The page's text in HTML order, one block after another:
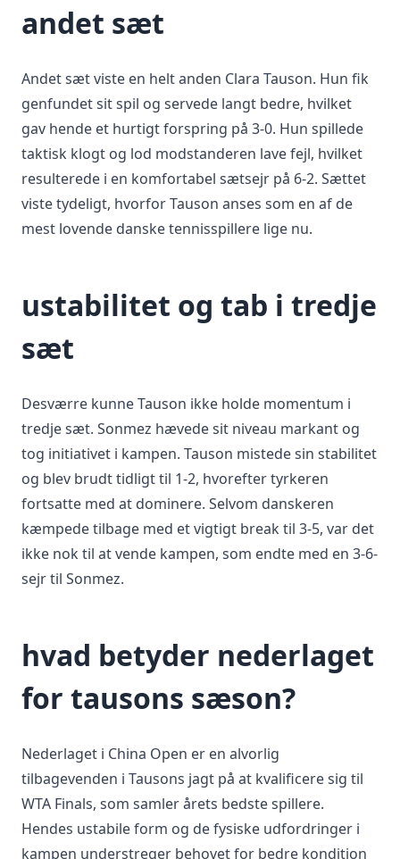
andet sæt
Andet sæt viste en helt anden Clara Tauson. Hun fik
genfundet sit spil og servede langt bedre, hvilket
gav hende et hurtigt forspring på 3-0. Hun spillede
taktisk klogt og lod modstanderen lave fejl, hvilket
resulterede i en komfortabel sætsejr på 6-2. Sættet
viste tydeligt, hvorfor Tauson anses som en af de
mest lovende danske tennisspillere lige nu.
ustabilitet og tab i tredje
sæt
Desværre kunne Tauson ikke holde momentum i
tredje sæt. Sonmez hævede sit niveau markant og
tog initiativet i kampen. Tauson mistede sin stabilitet
og blev brudt tidligt til 1-2, hvorefter tyrkeren
fortsatte med at dominere. Selvom danskeren
kæmpede tilbage med et vigtigt break til 3-5, var det
ikke nok til at vende kampen, som endte med en 3-6-
sejr til Sonmez.
hvad betyder nederlaget
for tausons sæson?
Nederlaget i China Open er en alvorlig
tilbagevenden i Tausons jagt på at kvalificere sig til
WTA Finals, som samler årets bedste spillere.
Hendes ustabile form og de fysiske udfordringer i
kampen understreger behovet for bedre kondition